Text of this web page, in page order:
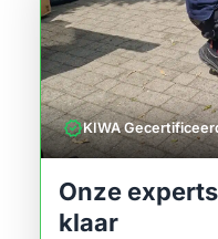
verifiedKIWA
Onze
klaar